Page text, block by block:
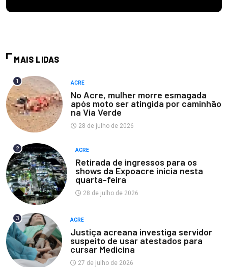
MAIS LIDAS
1 ACRE
No Acre, mulher morre esmagada
após moto ser atingida por caminhão
na Via Verde
28 de julho de 2026
2 ACRE
Retirada de ingressos para os
shows da Expoacre inicia nesta
quarta-feira
28 de julho de 2026
3 ACRE
Justiça acreana investiga servidor
suspeito de usar atestados para
cursar Medicina
27 de julho de 2026